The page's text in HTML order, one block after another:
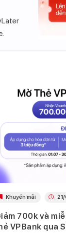
Khuyến mãi
700k và
VPBank qua